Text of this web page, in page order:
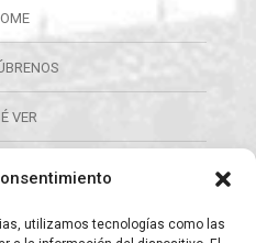
utilizamos tecnologías como las
VER